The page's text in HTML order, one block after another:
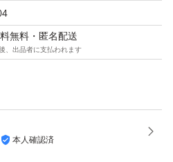
無料・匿名配送
、出品者に支払われます
本人確認済